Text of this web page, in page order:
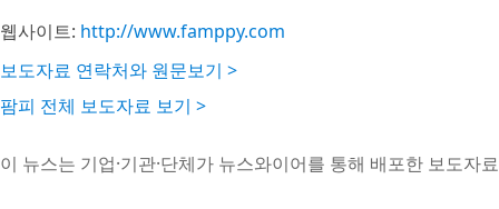
웹사이트: http://www.famppy.com
보도자료 연락처와 원문보기 >
팜피 전체 보도자료 보기 >
이 뉴스는 기업·기관·단체가 뉴스와이어를 통해 배포한 보도자